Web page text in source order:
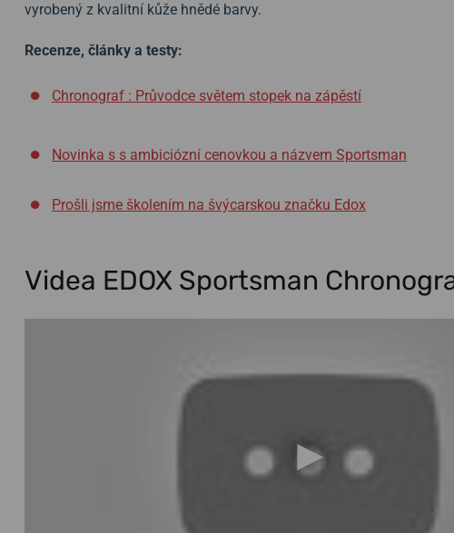
vyrobený z kvalitní kůže hnědé barvy.
Recenze, články a testy:
Chronograf : Průvodce světem stopek na zápěstí
Novinka s s ambiciózní cenovkou a názvem Sportsman
Prošli jsme školením na švýcarskou značku Edox
Videa EDOX Sportsman